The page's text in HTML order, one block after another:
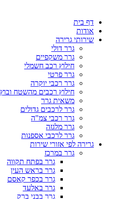
דף בית
אודות
שירותי גרירה
גרר דולי
גרר משקפיים
חילוץ רכב חשמלי
גרר פרטי
גרר רכבי יוקרה
חילוץ רכבים מהשטח ובוץ
משאית גרר
גרר לרכבים גדולים
גרר רכבי צמ"ה
גרר מלגזה
גרר לרכבי אספנות
גרירה לפי אזורי שירות
גרר במרכז
גרר בפתח תקווה
גרר בראש העין
גרר בכפר קאסם
גרר באלעד
גרר בבני ברק